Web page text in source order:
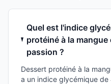
Quel est l'indice
protéiné à la
passion ?
Dessert protéiné à la
a un indice glycémique